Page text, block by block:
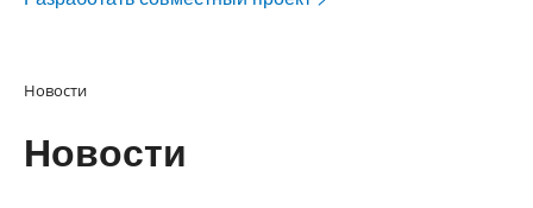
Новости
Новости